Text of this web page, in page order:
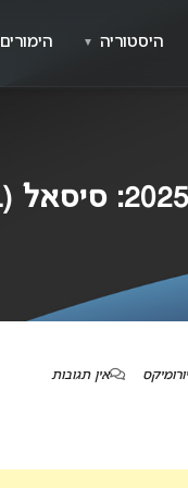
אין תגובות
היסטוריה ▼ הימורים